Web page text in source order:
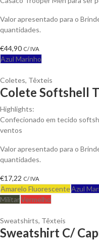
Valor apresentado para o
quantidades.
€44,90 C/ IVA
Azul Marinho
Coletes, Têxteis
Colete Softshell
Highlights:
Confecionado em tecido
ventos
Valor apresentado para o
quantidades.
€17,22 C/ IVA
Amarelo FluorescenteAzul
MilitarVermelho
Sweatshirts, Têxteis
Sweatshirt C/